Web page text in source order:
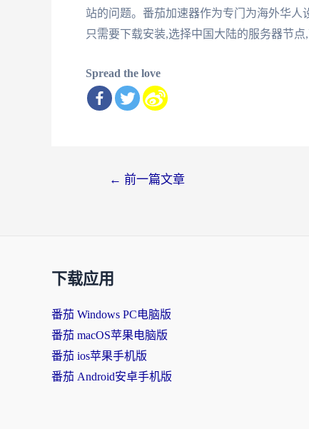
站的问题。番茄加速器作为专门为海外华人
只需要下载安装,选择中国大陆的服务器节
Spread the love
← 前一篇文章
下载应用
番茄 Windows PC电脑版
番茄 macOS苹果电脑版
番茄 ios苹果手机版
番茄 Android安卓手机版